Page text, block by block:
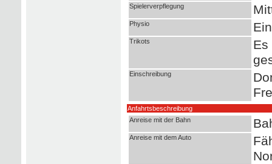
Spielerverpflegung
Physio
Trikots
Es
Einschreibung
Anfahrtsbeschreibung
Anreise mit der Bahn
Anreise mit dem Auto